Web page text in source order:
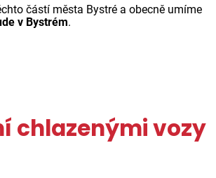
částí města Bystré a obecně umíme
v Bystrém.
chlazenými vozy